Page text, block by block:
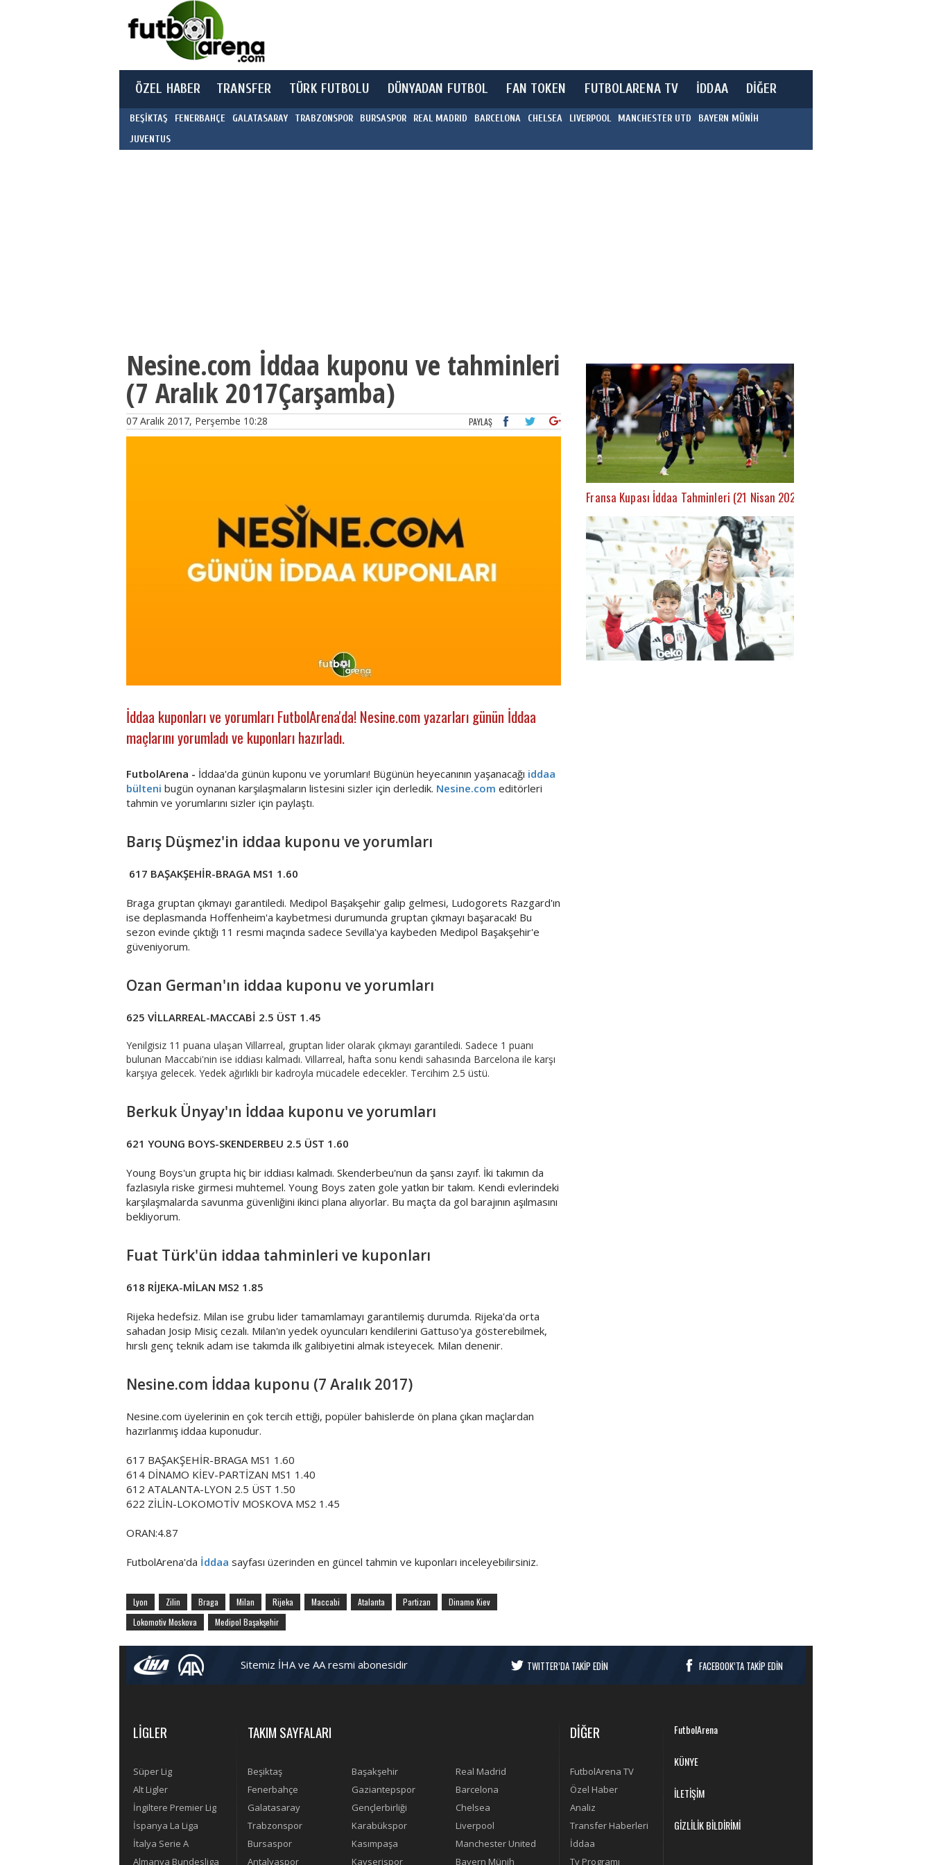
ÖZEL HABER TRANSFER TÜRK FUTBOLU DÜNYADAN FUTBOL FAN TOKEN FUTBOLARENA TV İDDAA DİĞER
BEŞİKTAŞ FENERBAHÇE GALATASARAY TRABZONSPOR BURSASPOR REAL MADRID BARCELONA CHELSEA LIVERPOOL MANCHESTER UTD
BAYERN MÜNİH
JUVENTUS
Nesine.com İddaa kuponu ve tahminleri
(7 Aralık 2017Çarşamba)
07 Aralık 2017, Perşembe 10:28 PAYLAŞ
İddaa kuponları ve yorumları FutbolArena'da! Nesine.com yazarları günün İddaa
maçlarını yorumladı ve kuponları hazırladı.
FutbolArena - İddaa'da günün kuponu ve yorumları! Bügünün heyecanının yaşanacağı iddaa
bülteni bugün oynanan karşılaşmaların listesini sizler için derledik. Nesine.com editörleri
tahmin ve yorumlarını sizler için paylaştı.
Barış Düşmez'in iddaa kuponu ve yorumları
617 BAŞAKŞEHİR-BRAGA MS1 1.60
Braga gruptan çıkmayı garantiledi. Medipol Başakşehir galip gelmesi, Ludogorets Razgard'ın
ise deplasmanda Hoffenheim'a kaybetmesi durumunda gruptan çıkmayı başaracak! Bu
sezon evinde çıktığı 11 resmi maçında sadece Sevilla'ya kaybeden Medipol Başakşehir'e
güveniyorum.
Ozan German'ın iddaa kuponu ve yorumları
625 VİLLARREAL-MACCABİ 2.5 ÜST 1.45
Yenilgisiz 11 puana ulaşan Villarreal, gruptan lider olarak çıkmayı garantiledi. Sadece 1 puanı
bulunan Maccabi'nin ise iddiası kalmadı. Villarreal, hafta sonu kendi sahasında Barcelona ile karşı
karşıya gelecek. Yedek ağırlıklı bir kadroyla mücadele edecekler. Tercihim 2.5 üstü.
Berkuk Ünyay'ın İddaa kuponu ve yorumları
621 YOUNG BOYS-SKENDERBEU 2.5 ÜST 1.60
Young Boys'un grupta hiç bir iddiası kalmadı. Skenderbeu'nun da şansı zayıf. İki takımın da
fazlasıyla riske girmesi muhtemel. Young Boys zaten gole yatkın bir takım. Kendi evlerindeki
karşılaşmalarda savunma güvenliğini ikinci plana alıyorlar. Bu maçta da gol barajının aşılmasını
bekliyorum.
Fuat Türk'ün iddaa tahminleri ve kuponları
618 RİJEKA-MİLAN MS2 1.85
Rijeka hedefsiz. Milan ise grubu lider tamamlamayı garantilemiş durumda. Rijeka'da orta
sahadan Josip Misiç cezalı. Milan'ın yedek oyuncuları kendilerini Gattuso'ya gösterebilmek,
hırslı genç teknik adam ise takımda ilk galibiyetini almak isteyecek. Milan denenir.
Nesine.com İddaa kuponu (7 Aralık 2017)
Nesine.com üyelerinin en çok tercih ettiği, popüler bahislerde ön plana çıkan maçlardan
hazırlanmış iddaa kuponudur.
617 BAŞAKŞEHİR-BRAGA MS1 1.60
614 DİNAMO KİEV-PARTİZAN MS1 1.40
612 ATALANTA-LYON 2.5 ÜST 1.50
622 ZİLİN-LOKOMOTİV MOSKOVA MS2 1.45
ORAN:4.87
FutbolArena'da İddaa sayfası üzerinden en güncel tahmin ve kuponları inceleyebilirsiniz.
Lyon Zilin Braga Milan Rijeka Maccabi Atalanta Partizan
Dinamo Kiev
Lokomotiv Moskova
Medipol Başakşehir
Fransa Kupası İddaa Tahminleri (21 Nisan 2021)
Sitemiz İHA ve AA resmi abonesidir TWITTER’DA TAKİP EDİN FACEBOOK’TA TAKİP EDİN
LİGLER
Süper Lig
Alt Ligler
İngiltere Premier Lig
İspanya La Liga
İtalya Serie A
Almanya Bundesliga
TAKIM SAYFALARI
Beşiktaş Başakşehir
Real Madrid
Fenerbahçe
Gaziantepspor
Barcelona
Galatasaray
Gençlerbirliği
Chelsea
Trabzonspor
Karabükspor
Liverpool
Bursaspor
Kasımpaşa
Manchester United
Antalyaspor
Kayserispor Bayern Münih
DİĞER
FutbolArena TV
Özel Haber
Analiz
Transfer Haberleri
İddaa
Tv Programı
FutbolArena
KÜNYE
İLETİŞİM
GİZLİLİK BİLDİRİMİ